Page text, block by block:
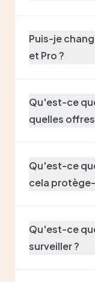
Puis-je
et Pro ?
Qu'est-ce
quelles
Qu'est-ce
cela
Qu'est-ce
surveiller ?